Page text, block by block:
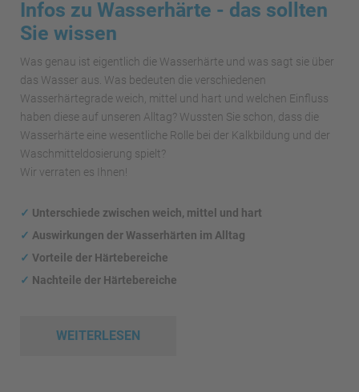
Infos zu Wasserhärte - das sollten
Sie wissen
Was genau ist eigentlich die Wasserhärte und was sagt sie über
das Wasser aus. Was bedeuten die verschiedenen
Wasserhärtegrade weich, mittel und hart und welchen Einfluss
haben diese auf unseren Alltag? Wussten Sie schon, dass die
Wasserhärte eine wesentliche Rolle bei der Kalkbildung und der
Waschmitteldosierung spielt?
Wir verraten es Ihnen!
✓ Unterschiede zwischen weich, mittel und hart
✓ Auswirkungen der Wasserhärten im Alltag
✓ Vorteile der Härtebereiche
✓ Nachteile der Härtebereiche
WEITERLESEN